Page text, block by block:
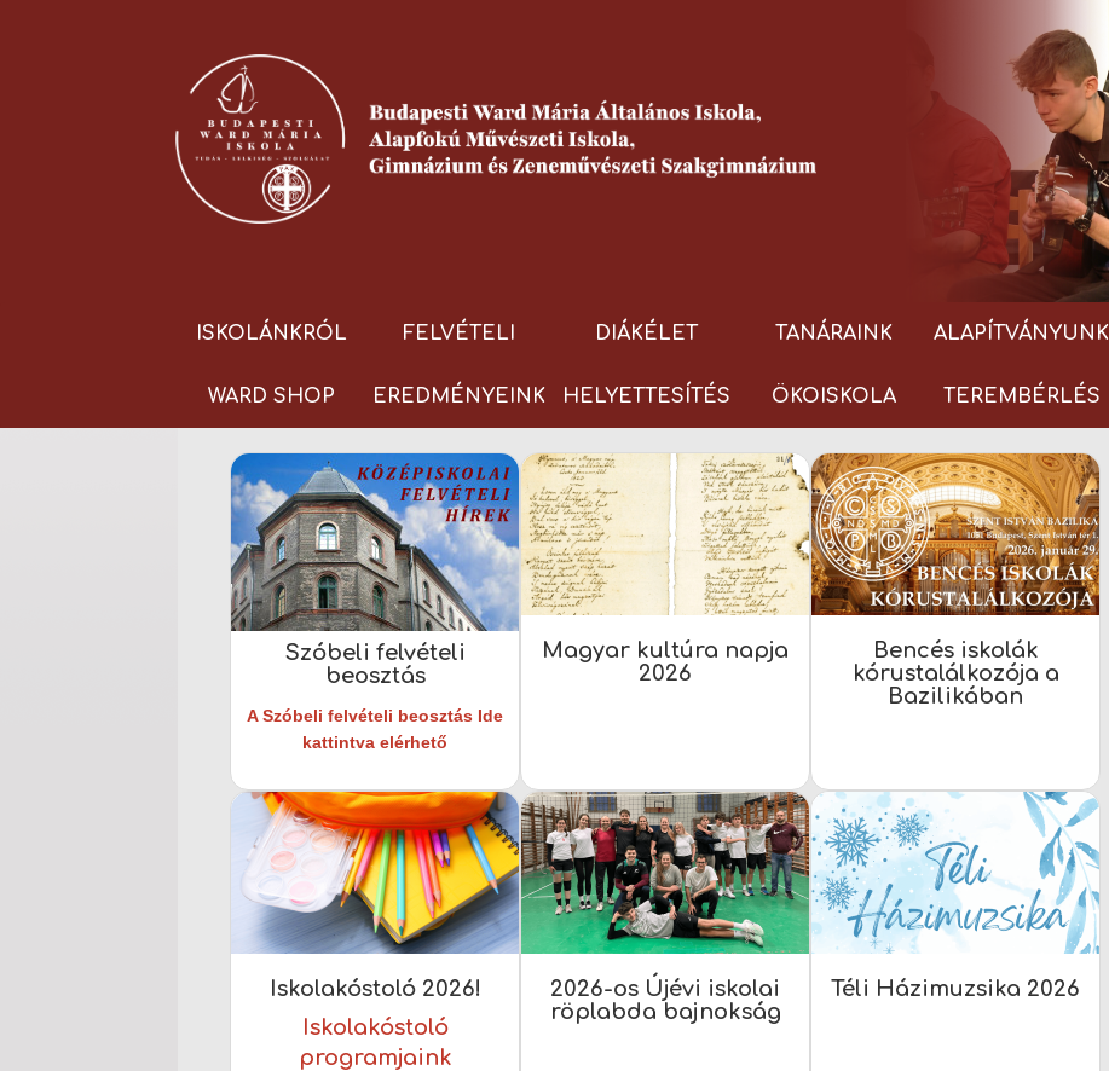
ISKOLÁNKRÓL FELVÉTELI DIÁKÉLET TANÁRAINK ALAPÍTVÁNYUNK
WARD SHOP EREDMÉNYEINK HELYETTESÍTÉS ÖKOISKOLA TEREMBÉRLÉS
Szóbeli felvételi
beosztás
A Szóbeli felvételi beosztás Ide
kattintva elérhető
Magyar kultúra napja
2026
Bencés iskolák
kórustalálkozója a
Bazilikában
Iskolakóstoló 2026!
Iskolakóstoló
programjaink
2026-os Újévi iskolai
röplabda bajnokság
Téli Házimuzsika 2026